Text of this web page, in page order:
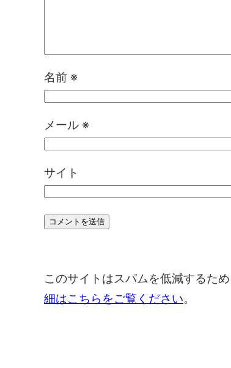
名前 ※
メール ※
サイト
このサイトはスパムを低減するた
細はこちらをご覧ください。